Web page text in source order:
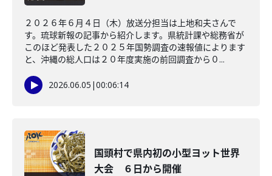
２０２６年６月４日（木）放送分担当は上地和夫さんで
す。琉球新報の記事から紹介します。県統計課や総務省が
このほど発表した２０２５年国勢調査の速報値によります
と、沖縄の総人口は２０年度実施の前回調査から０...
2026.06.05 |00:06:14
国頭村で県内初の小型ヨット世界
大会 ６日から開催